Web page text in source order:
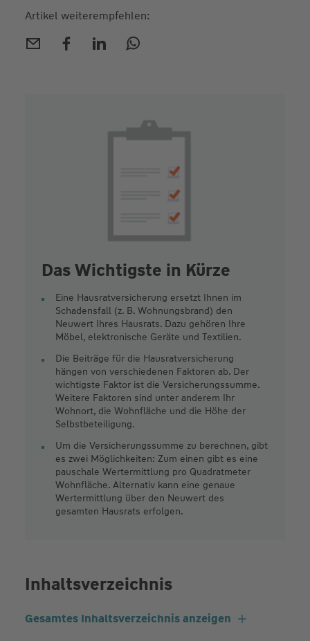
Artikel weiterempfehlen:
Das Wichtigste in Kürze
Eine Hausratversicherung ersetzt Ihnen im
Schadensfall (z. B. Wohnungsbrand) den
Neuwert Ihres Hausrats. Dazu gehören Ihre
Möbel, elektronische Geräte und Textilien.
Die Beiträge für die Hausratversicherung
hängen von verschiedenen Faktoren ab. Der
wichtigste Faktor ist die Versicherungssumme.
Weitere Faktoren sind unter anderem Ihr
Wohnort, die Wohnfläche und die Höhe der
Selbstbeteiligung.
Um die Versicherungssumme zu berechnen, gibt
es zwei Möglichkeiten: Zum einen gibt es eine
pauschale Wertermittlung pro Quadratmeter
Wohnfläche. Alternativ kann eine genaue
Wertermittlung über den Neuwert des
gesamten Hausrats erfolgen.
Inhaltsverzeichnis
Gesamtes Inhaltsverzeichnis anzeigen